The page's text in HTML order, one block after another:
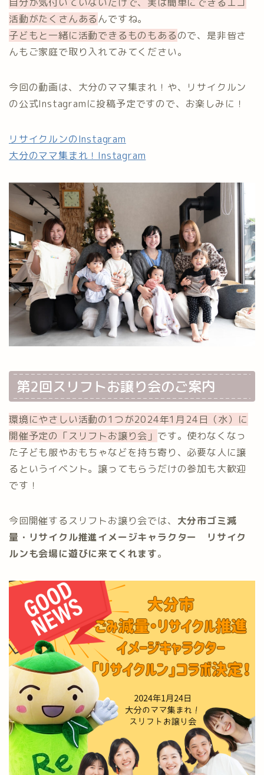
活動がたくさんあるんですね。
子どもと一緒に活動できるものもあるので、是非皆さ
んもご家庭で取り入れてみてください。
今回の動画は、大分のママ集まれ！や、リサイクルン
の公式Instagramに投稿予定ですので、お楽しみに！
リサイクルンのInstagram
大分のママ集まれ！Instagram
第2回スリフトお譲り会のご案内
環境にやさしい活動の1つが2024年1月24日（水）に
開催予定の「スリフトお譲り会」 です。使わなくなっ
た子ども服やおもちゃなどを持ち寄り、必要な人に譲
るというイベント。譲ってもらうだけの参加も大歓迎
です！
今回開催するスリフトお譲り会では、 大分市ゴミ減
量・リサイクル推進イメージキャラクター リサイク
ルンも会場に遊びに来てくれます。